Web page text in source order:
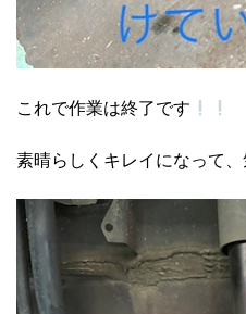
これで作業は終了です
素晴らしくキレイになって